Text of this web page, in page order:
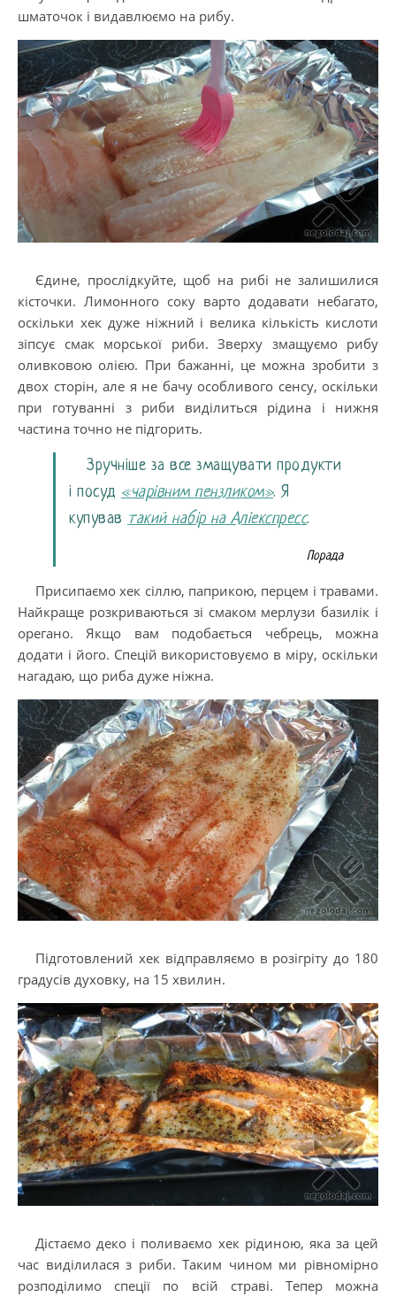
шматочок і видавлюємо на рибу.
Єдине, прослідкуйте, щоб на рибі не залишилися
кісточки. Лимонного соку варто додавати небагато,
оскільки хек дуже ніжний і велика кількість кислоти
зіпсує смак морської риби. Зверху змащуємо рибу
оливковою олією. При бажанні, це можна зробити з
двох сторін, але я не бачу особливого сенсу, оскільки
при готуванні з риби виділиться рідина і нижня
частина точно не підгорить.
Зручніше за все змащувати продукти
і посуд «чарівним пензликом». Я
купував такий набір на Аліекспресс.
Порада
Присипаємо хек сіллю, паприкою, перцем і травами.
Найкраще розкриваються зі смаком мерлузи базилік і
орегано. Якщо вам подобається чебрець, можна
додати і його. Спецій використовуємо в міру, оскільки
нагадаю, що риба дуже ніжна.
Підготовлений хек відправляємо в розігріту до 180
градусів духовку, на 15 хвилин.
Дістаємо деко і поливаємо хек рідиною, яка за цей
час виділилася з риби. Таким чином ми рівномірно
розподілимо спеції по всій страві. Тепер можна